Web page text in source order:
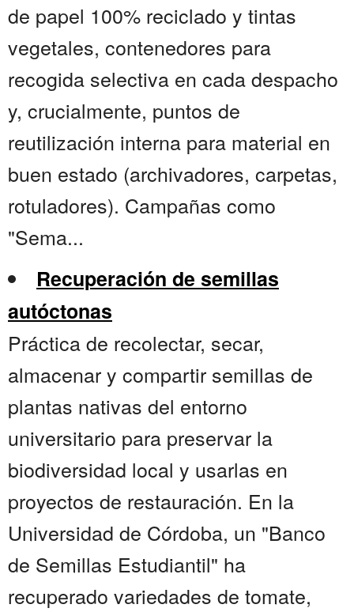
de papel 100% reciclado y tintas
vegetales, contenedores para
recogida selectiva en cada despacho
y, crucialmente, puntos de
reutilización interna para material en
buen estado (archivadores, carpetas,
rotuladores). Campañas como
"Sema...
Recuperación de semillas
autóctonas
Práctica de recolectar, secar,
almacenar y compartir semillas de
plantas nativas del entorno
universitario para preservar la
biodiversidad local y usarlas en
proyectos de restauración. En la
Universidad de Córdoba, un "Banco
de Semillas Estudiantil" ha
recuperado variedades de tomate,